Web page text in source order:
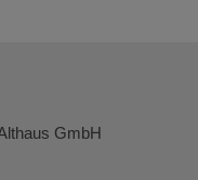
GmbH